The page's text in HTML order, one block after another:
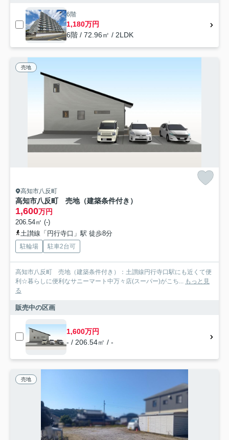
6階
1,180万円
6階 / 72.96㎡ / 2LDK
売地
高知市八反町
高知市八反町 売地（建築条件付き）
1,600万円
206.54㎡ (-)
土讃線「円行寺口」駅 徒歩8分
駐輪場 駐車2台可
高知市八反町 売地（建築条件付き）：土讃線円行寺口駅にも近くて便
利☆暮らしに便利なサニーマート中万々店(スーパー)がこち... もっと見
る
販売中の区画
1,600万円
- / 206.54㎡ / -
売地